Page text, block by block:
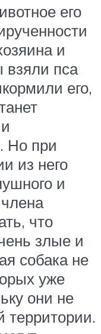
его
и
взяли пса
его,
Но при
из него
и
что
злые и
собака не
уже
они не
территории.